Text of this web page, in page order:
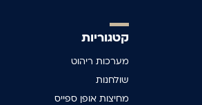
קטגוריות
מערכות ריהוט
שולחנות
מחיצות אופן ספייס